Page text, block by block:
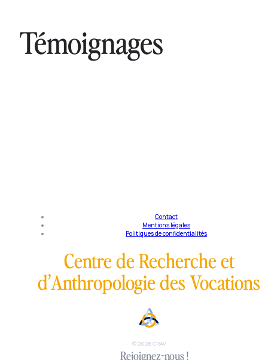
Témoignages
religieuse apostolique
Regarder
Thibault et Isaure, le mariage comme
vocation baptismale
Regarder
Père Jean-Basile Gras, prêtre diocésain
Contact
Mentions légales
Politiques de confidentialités
Centre de Recherche et
d’Anthropologie des Vocations
© 2026 CRAV
Rejoignez-nous !